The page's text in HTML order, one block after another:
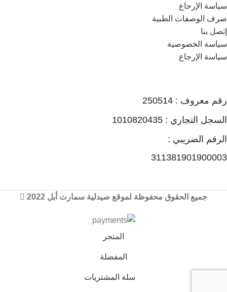
سياسة الإرجاع
صرف الوصفات الطبية
إتصل بنا
سياسة الخصوصية
سياسة الإرجاع
رقم معروف : 250514
السجل التجاري : 1010820435
الرقم الضريبي :
311381901900003
جميع الحقوق محفوظة لموقع صيدلية سمارت أبل 2022
المتجر
المفضلة
سلة المشتريات